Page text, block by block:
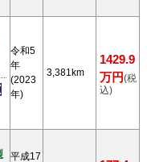
令和5
年
(2023
年)
3,381km
1429.9
万円(税
込)
平成17